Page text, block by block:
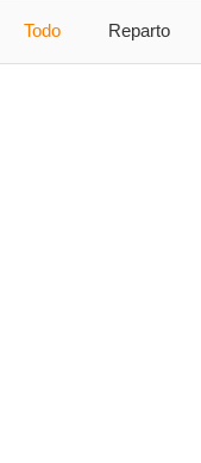
Todo Reparto